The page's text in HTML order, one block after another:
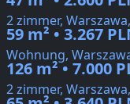
2 zimmer,
59 m² • 3.267
Wohnung,
126 m² • 7.000
2 zimmer,